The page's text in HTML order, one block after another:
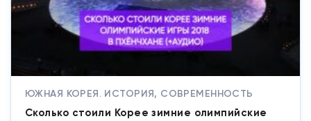
ЮЖНАЯ КОРЕЯ. ИСТОРИЯ, СОВРЕМЕННОСТЬ
Сколько стоили Корее зимние олимпийские